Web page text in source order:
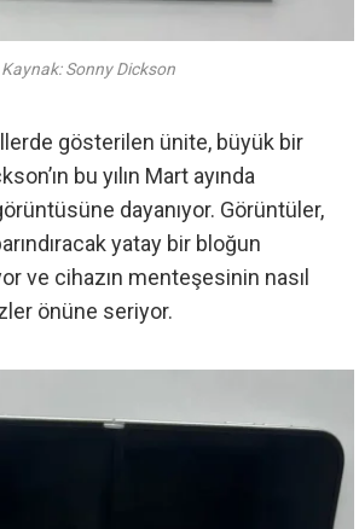
Kaynak: Sonny Dickson
gösterilen ünite, büyük bir
bu yılın Mart ayında
dayanıyor. Görüntüler,
yatay bir bloğun
ve cihazın menteşesinin nasıl
önüne seriyor.